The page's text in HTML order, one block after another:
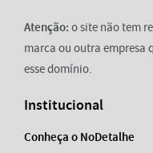
Atenção: o site não tem
marca ou outra
esse domínio.
Institucional
Conheça o NoDetalhe